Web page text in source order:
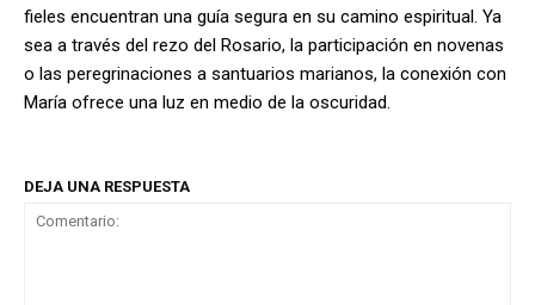
fieles encuentran una guía segura en su camino espiritual. Ya
sea a través del rezo del Rosario, la participación en novenas
o las peregrinaciones a santuarios marianos, la conexión con
María ofrece una luz en medio de la oscuridad.
DEJA UNA RESPUESTA